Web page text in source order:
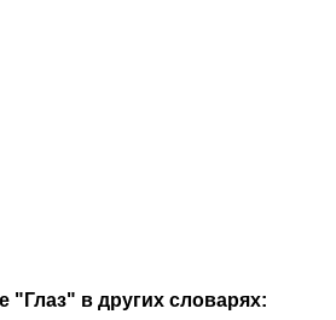
"Глаз" в других словарях: